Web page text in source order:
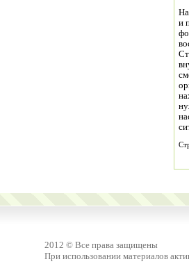
и
2012 © Все права защищены
При использовании материалов